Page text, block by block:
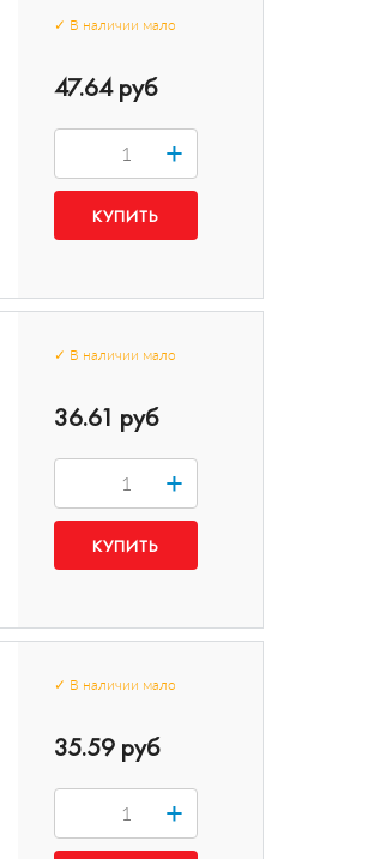
✓ В наличии мало
47.64 руб
+
✓ В наличии мало
36.61 руб
+
✓ В наличии мало
35.59 руб
+